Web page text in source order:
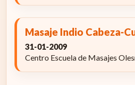
Masaje Indio Cabeza-
31-01-2009
Centro Escuela de Masajes